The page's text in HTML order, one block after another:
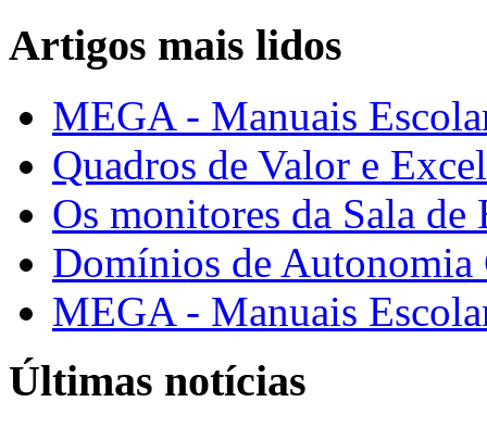
Artigos mais lidos
MEGA - Manuais
Quadros de Valor e
Os monitores da Sala de
Domínios de Autonomia
MEGA - Manuais
Últimas notícias